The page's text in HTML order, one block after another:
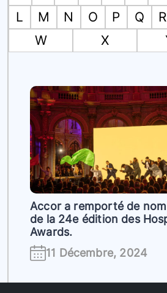
L
M N O P Q R
W
X
Accor a remporté de
de la 24e édition des
Awards.
11 Décembre, 2024